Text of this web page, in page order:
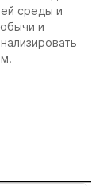
среды и
и